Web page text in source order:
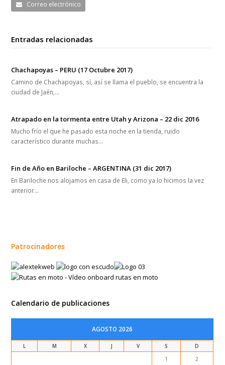
Correo electrónico
Entradas relacionadas
Chachapoyas – PERU (17 Octubre 2017)
Camino de Chachapoyas, sí, así se llama el pueblo, se encuentra la
ciudad de Jaén,…
Atrapado en la tormenta entre Utah y Arizona – 22 dic 2016
Mucho frío el que he pasado esta noche en la tienda, ruido
característico durante muchas…
Fin de Año en Bariloche – ARGENTINA (31 dic 2017)
En Bariloche nos alojamos en casa de Eli, como ya lo hicimos la vez
anterior…
Patrocinadores
Calendario de publicaciones
AGOSTO 2026
L M X J V S
D
1
2